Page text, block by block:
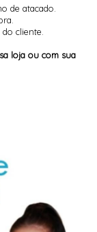
de atacado.
cliente.
loja ou com sua